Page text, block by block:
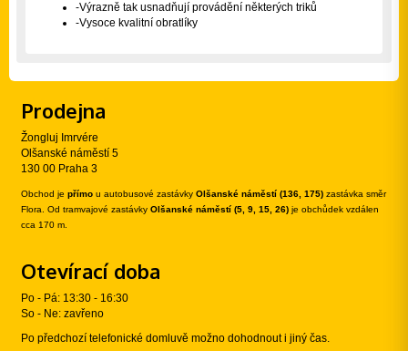
-Výrazně tak usnadňují provádění některých triků
-Vysoce kvalitní obratlíky
Prodejna
Žongluj Imrvére
Olšanské náměstí 5
130 00 Praha 3
Obchod je přímo u autobusové zastávky Olšanské náměstí (136, 175) zastávka směr
Flora. Od tramvajové zastávky Olšanské náměstí (5, 9, 15, 26) je obchůdek vzdálen
cca 170 m.
Otevírací doba
Po - Pá: 13:30 - 16:30
So - Ne: zavřeno
Po předchozí telefonické domluvě možno dohodnout i jiný čas.